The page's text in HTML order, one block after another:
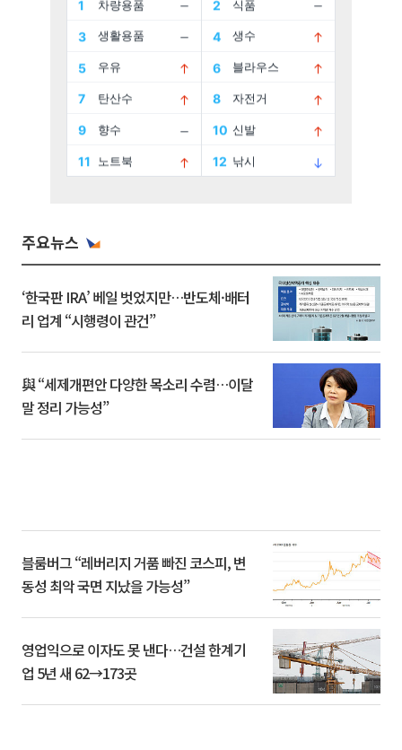
주요뉴스
‘한국판 IRA’ 베일 벗었지만…반도체·배터
리 업계 “시행령이 관건”
與 “세제개편안 다양한 목소리 수렴…이달
말 정리 가능성”
블룸버그 “레버리지 거품 빠진 코스피, 변
동성 최악 국면 지났을 가능성”
영업익으로 이자도 못 낸다…건설 한계기
업 5년 새 62→173곳